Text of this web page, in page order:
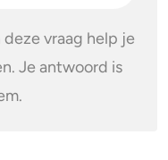
vraag help je
Je antwoord is